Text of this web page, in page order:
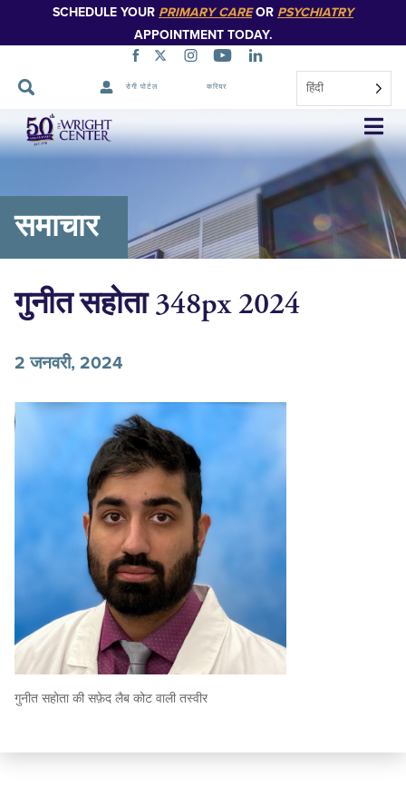
SCHEDULE YOUR PRIMARY CAREOR PSYCHIATRY
APPOINTMENT TODAY.
रोगी पोर्टल करियर हिंदी
नेविगेशन
छोड़ें
समाचार
गुनीत सहोता 348px 2024
2 जनवरी, 2024
गुनीत सहोता की सफ़ेद लैब कोट वाली तस्वीर